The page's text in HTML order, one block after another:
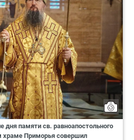
дня памяти св. равноапостольного
храме Приморья совершил